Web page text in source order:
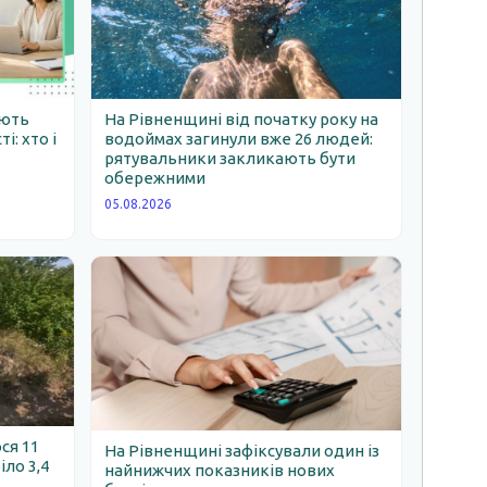
хто і
На Рівненщині від початку року на
водоймах загинули вже 26 людей:
рятувальники закликають бути
обережними
05.08.2026
11
3,4
На Рівненщині зафіксували один із
найнижчих показників нових